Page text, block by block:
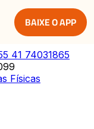
BAIXE O APP
41 74031865
Físicas